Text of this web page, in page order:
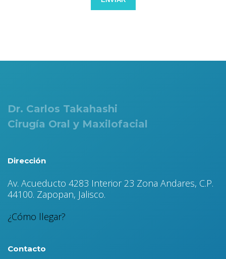
Dr. Carlos Takahashi
Cirugía Oral y Maxilofacial
Dirección
Av. Acueducto 4283 Interior 23 Zona Andares, C.P.
44100. Zapopan, Jalisco.
¿Cómo llegar?
Contacto